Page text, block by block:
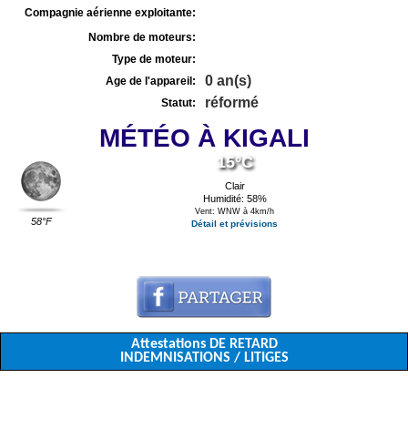
Compagnie aérienne exploitante:
Nombre de moteurs:
Type de moteur:
Age de l'appareil:
0 an(s)
Statut: réformé
MÉTÉO À KIGALI
58°F
15°C
Clair
Humidité: 58%
Vent: WNW à 4km/h
Détail et prévisions
Attestations DE RETARD
INDEMNISATIONS / LITIGES